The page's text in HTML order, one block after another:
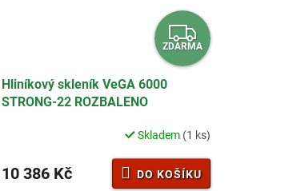
Z
D
M
A
ZDARMA
Hliníkový skleník VeGA 6000
STRONG-22 ROZBALENO
Skladem (1 ks)
10 386 Kč DO KOŠÍKU